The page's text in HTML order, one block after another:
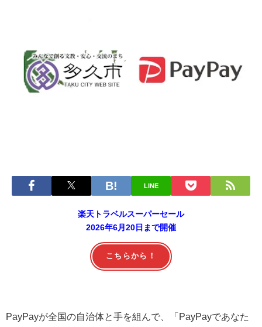
LINE
楽天トラベルスーパーセール
2026年6月20日まで開催
こちらから！
PayPayが全国の自治体と手を組んで、「PayPayであなた